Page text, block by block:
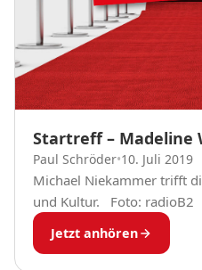
Startreff – Madeline
Paul Schröder•10. Juli 2019
Michael Niekammer trifft
und Kultur. Foto: radioB2
Jetzt anhören